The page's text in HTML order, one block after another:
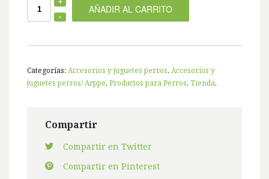
AÑADIR AL CARRITO
Categorías: Accesorios y juguetes perros, Accesorios y
juguetes perros/ Arppe, Productos para Perros, Tienda.
Compartir
Compartir en Twitter
Compartir en Pinterest